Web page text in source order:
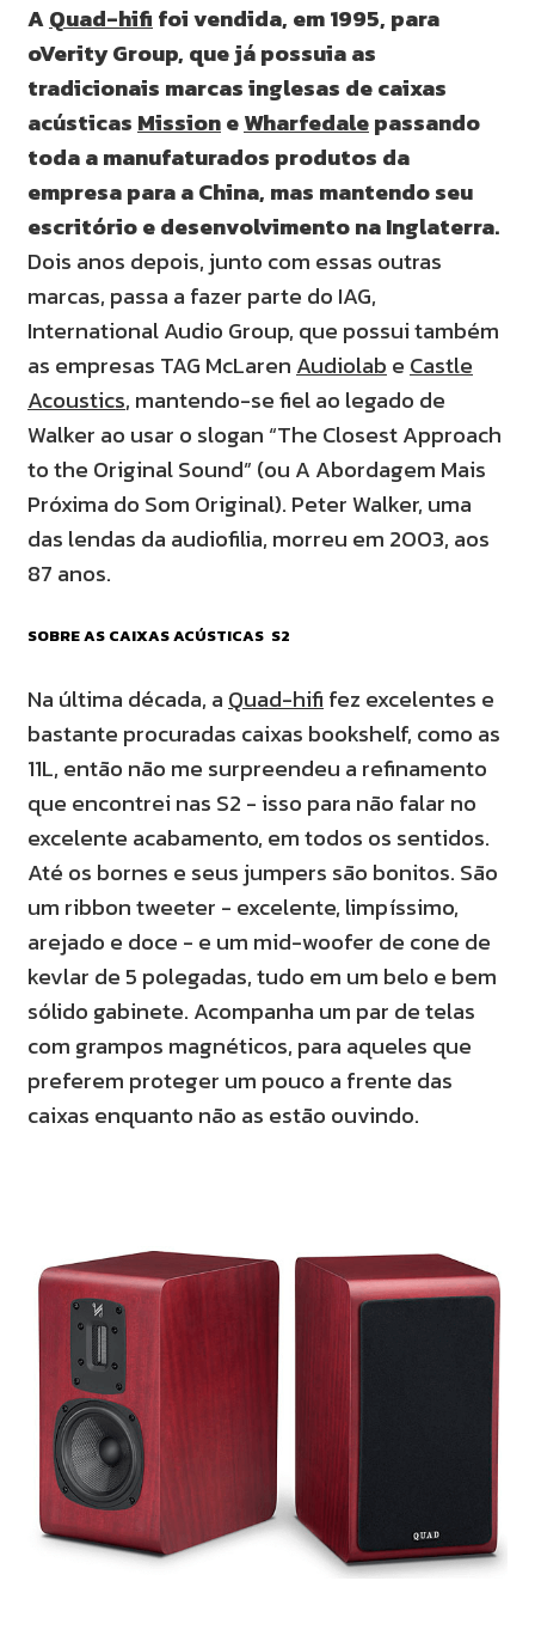
AQuad-hifi foi vendida, em 1995, para
oVerity Group, que já possuia as
tradicionais marcas inglesas de caixas
acústicas MissioneWharfedalepassando
toda a manufaturados produtos da
empresa para a China, mas mantendo seu
escritório e desenvolvimento na Inglaterra.
Dois anos depois, junto com essas outras
marcas, passa a fazer parte do IAG,
International Audio Group, que possui também
as empresas TAG McLaren Audiolab e Castle
Acoustics, mantendo-se fiel ao legado de
Walker ao usar o slogan “The Closest Approach
to the Original Sound” (ou A Abordagem Mais
Próxima do Som Original). Peter Walker, uma
das lendas da audiofilia, morreu em 2003, aos
87 anos.
SOBRE AS CAIXAS ACÚSTICAS S2
Na última década, a Quad-hifi fez excelentes e
bastante procuradas caixas bookshelf, como as
11L, então não me surpreendeu a refinamento
que encontrei nas S2 - isso para não falar no
excelente acabamento, em todos os sentidos.
Até os bornes e seus jumpers são bonitos. São
um ribbon tweeter - excelente, limpíssimo,
arejado e doce - e um mid-woofer de cone de
kevlar de 5 polegadas, tudo em um belo e bem
sólido gabinete. Acompanha um par de telas
com grampos magnéticos, para aqueles que
preferem proteger um pouco a frente das
caixas enquanto não as estão ouvindo.